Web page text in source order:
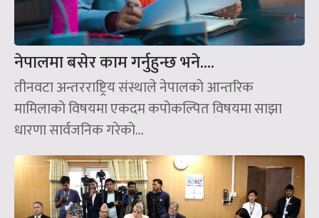
नेपालमा बसेर काम गर्नुहुन्छ भने….
तीनवटा अन्तरराष्ट्रिय संस्थाले नेपालको आन्तरिक
मामिलाको विषयमा एकदम कपोकल्पित विषयमा साझा
धारणा सार्वजनिक गरेको...